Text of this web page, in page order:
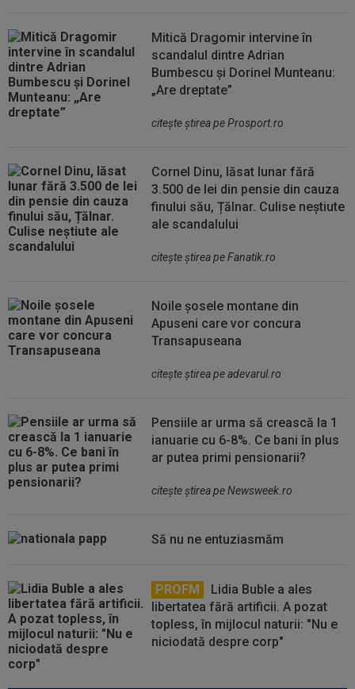
Mitică Dragomir intervine în
scandalul dintre Adrian
Bumbescu și Dorinel Munteanu:
„Are dreptate”
citeşte ştirea pe Prosport.ro
Cornel Dinu, lăsat lunar fără
3.500 de lei din pensie din cauza
finului său, Țălnar. Culise neștiute
ale scandalului
citeşte ştirea pe Fanatik.ro
Noile șosele montane din
Apuseni care vor concura
Transapuseana
citeşte ştirea pe adevarul.ro
Pensiile ar urma să crească la 1
ianuarie cu 6-8%. Ce bani în plus
ar putea primi pensionarii?
citeşte ştirea pe Newsweek.ro
Să nu ne entuziasmăm
PROFM
Lidia Buble a ales
libertatea fără artificii. A pozat
topless, în mijlocul naturii: "Nu e
niciodată despre corp"